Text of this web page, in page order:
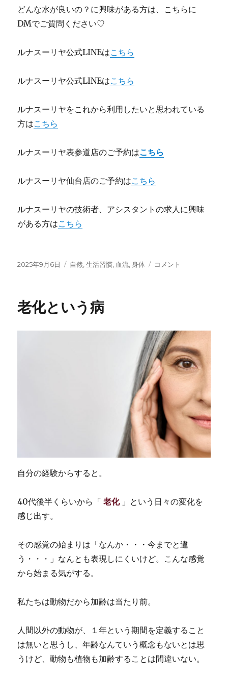
どんな水が良いの？に興味がある方は、こちらに
DMでご質問ください♡
ルナスーリヤ公式LINEはこちら
ルナスーリヤ公式LINEはこちら
ルナスーリヤをこれから利用したいと思われている
方はこちら
ルナスーリヤ表参道店のご予約はこちら
ルナスーリヤ仙台店のご予約はこちら
ルナスーリヤの技術者、アシスタントの求人に興味
がある方はこちら
投
2025年9月6日
カ
ー
自然 ,生活習慣 血流 ,身体
生
水
分
は
水
に
コメント
老化という病
自分の経験からすると。
40代後半くらいから「 老化 」という日々の変化を
感じ出す。
その感覚の始まりは「なんか・・・今までと違
う・・・」なんとも表現しにくいけど。こんな感覚
から始まる気がする。
私たちは動物だから加齢は当たり前。
人間以外の動物が、１年という期間を定義すること
は無いと思うし、年齢なんていう概念もないとは思
うけど、動物も植物も加齢することは間違いない。